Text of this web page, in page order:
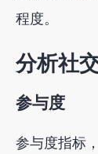
程度。
分析社
参与度
参与度指标